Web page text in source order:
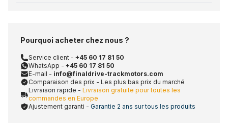
Pourquoi acheter chez nous ?
Service client - +45 60 17 81 50
WhatsApp - +45 60 17 81 50
E-mail - info@finaldrive-trackmotors.com
Comparaison des prix - Les plus bas prix du marché
Livraison rapide - Livraison gratuite pour toutes les
commandes en Europe
Ajustement garanti - Garantie 2 ans sur tous les produits